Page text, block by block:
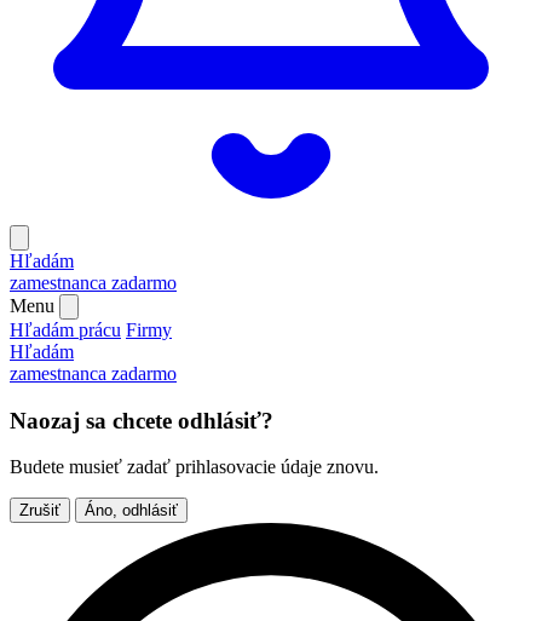
Hľadám
zamestnanca zadarmo
Menu
Hľadám prácu Firmy
Hľadám
zamestnanca zadarmo
Naozaj sa chcete odhlásiť?
Budete musieť zadať prihlasovacie údaje znovu.
Zrušiť Áno, odhlásiť